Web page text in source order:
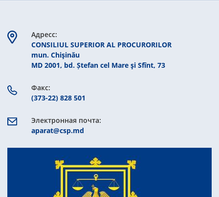
Aдресс:
CONSILIUL SUPERIOR AL PROCURORILOR
mun. Chişinău
MD 2001, bd. Ștefan cel Mare şi Sfînt, 73
Факс:
(373-22) 828 501
Электронная почта:
aparat@csp.md